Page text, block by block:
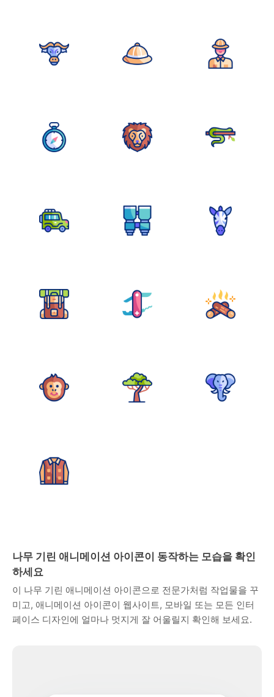
나무 기린 애니메이션 아이콘이 동작하는 모습을 확인
하세요
이 나무 기린 애니메이션 아이콘으로 전문가처럼 작업물을 꾸
미고, 애니메이션 아이콘이 웹사이트, 모바일 또는 모든 인터
페이스 디자인에 얼마나 멋지게 잘 어울릴지 확인해 보세요.